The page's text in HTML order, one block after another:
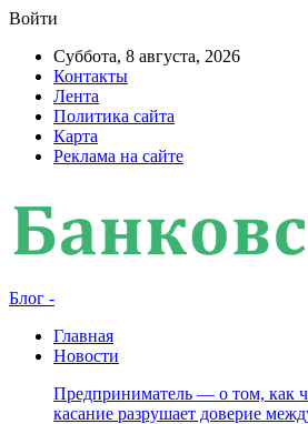
Войти
Суббота, 8 августа, 2026
Контакты
Лента
Политика сайта
Карта
Реклама на сайте
Блог -
Главная
Новости
Предприниматель — о том, как
касание разрушает доверие